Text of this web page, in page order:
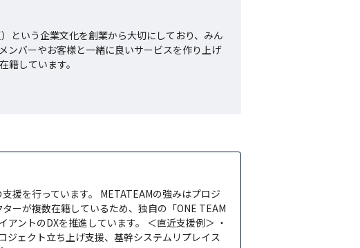
という企業文化を創業から大切にしており、みん
ンバーやお客様と一緒に良いサービスを作り上げ
しています。
援を行っています。 METATEAMの強みはプロジ
ーが複数在籍しているため、独自の「ONE TEAM
ントのDXを推進しています。 ＜直近支援例＞ ・
ジェクト立ち上げ支援、基幹システムリプレイス